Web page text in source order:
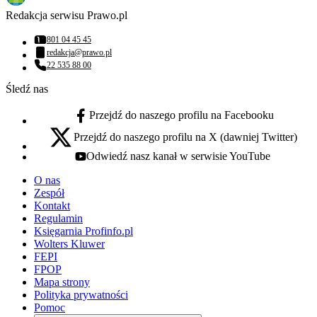
Redakcja serwisu Prawo.pl
Numer telefonu:
801 04 45 45
Adres email:
redakcja@prawo.pl
Numer telefonu:
22 535 88 00
Śledź nas
facebook - otwiera się w nowej karcie
Przejdź do naszego profilu na Facebooku
x - otwiera się w nowej karcie
Przejdź do naszego profilu na X (dawniej Twitter)
youtube - otwiera się w nowej karcie
Odwiedź nasz kanał w serwisie YouTube
O nas
Zespół
Kontakt
Regulamin
Księgarnia Profinfo.pl
Wolters Kluwer
FEPI
FPOP
Mapa strony
Polityka prywatności
Pomoc